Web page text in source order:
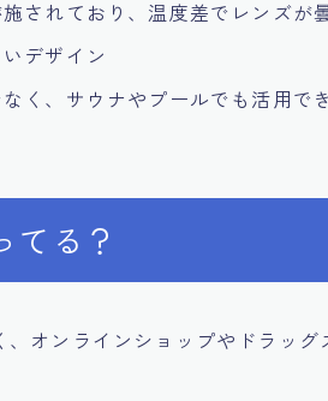
されており、温度差でレンズが
デザイン
く、サウナやプールでも活用で
てる？
オンラインショップやドラッグ